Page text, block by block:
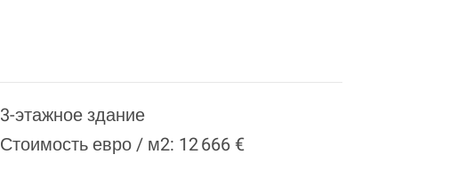
3-этажное здание
Стоимость евро / м2: 12 666 €